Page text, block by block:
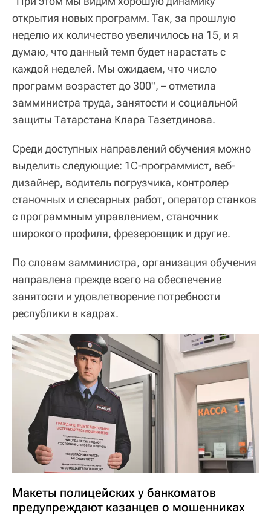
открытия новых программ. Так, за прошлую
неделю их количество увеличилось на 15, и я
думаю, что данный темп будет нарастать с
каждой неделей. Мы ожидаем, что число
программ возрастет до 300", – отметила
замминистра труда, занятости и социальной
защиты Татарстана Клара Тазетдинова.
Среди доступных направлений обучения можно
выделить следующие: 1С-программист, веб-
дизайнер, водитель погрузчика, контролер
станочных и слесарных работ, оператор станков
с программным управлением, станочник
широкого профиля, фрезеровщик и другие.
По словам замминистра, организация обучения
направлена прежде всего на обеспечение
занятости и удовлетворение потребности
республики в кадрах.
Макеты полицейских у банкоматов
предупреждают казанцев о мошенниках